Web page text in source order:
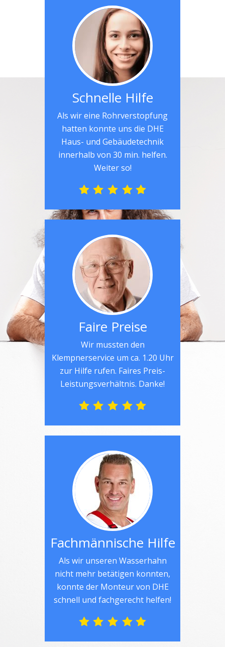
Schnelle Hilfe
Als wir eine Rohrverstopfung
hatten konnte uns die DHE
Haus- und Gebäudetechnik
innerhalb von 30 min. helfen.
Weiter so!
Faire Preise
Wir mussten den
Klempnerservice um ca. 1.20 Uhr
zur Hilfe rufen. Faires Preis-
Leistungsverhältnis. Danke!
Fachmännische Hilfe
Als wir unseren Wasserhahn
nicht mehr betätigen konnten,
konnte der Monteur von DHE
schnell und fachgerecht helfen!